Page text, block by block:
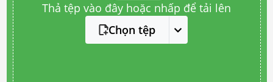
Thả tệp vào đây hoặc nhấp để tải lên
Chọn tệp